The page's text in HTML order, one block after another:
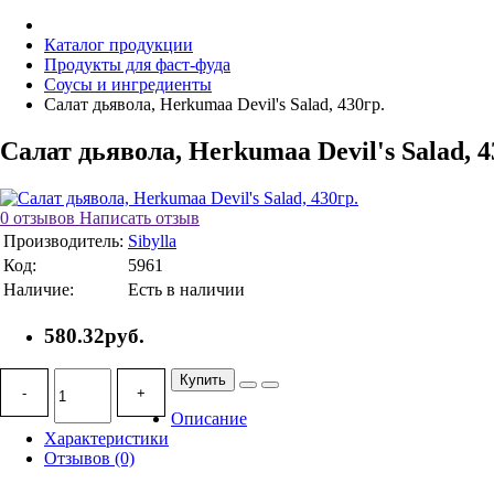
Каталог продукции
Продукты для фаст-фуда
Соусы и ингредиенты
Салат дьявола, Herkumaa Devil's Salad, 430гр.
Салат дьявола, Herkumaa Devil's Salad,
0 отзывов Написать отзыв
Производитель: Sibylla
Код:
5961
Наличие:
Есть в наличии
580.32руб.
- +
Купить
Описание
Характеристики
Отзывов (0)